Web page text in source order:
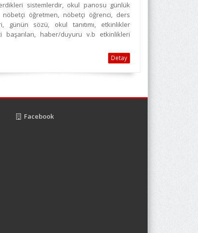
sistemlerdir, okul panosu günlük
nöbetçi öğretmen, nöbetçi öğrenci, ders
günün sözü, okul tanıtımı, etkinlikler
başarıları, haber/duyuru v.b etkinlikleri
Detay
Facebook